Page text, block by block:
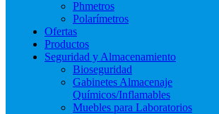
Phmetros
Polarímetros
Ofertas
Productos
Seguridad y Almacenamiento
Bioseguridad
Gabinetes Almacenaje
Químicos/Inflamables
Muebles para Laboratorios